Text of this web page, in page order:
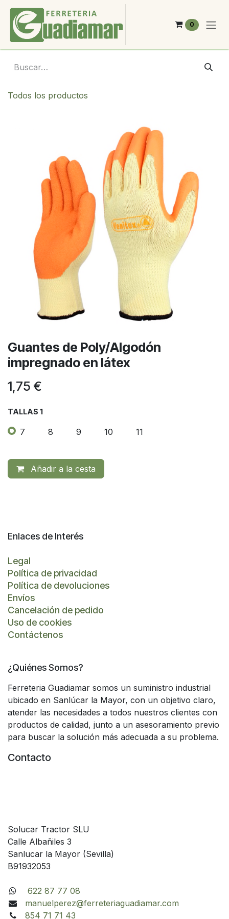
Ir al contenido
0
Todos los productos
Guantes de Poly/Algodón
impregnado en látex
1,75 €
TALLAS 1
7 8 9 10 11
Añadir a la cesta
Enlaces de Interés
Legal
Política de privacidad
Política de devoluciones
Envíos
Cancelación de pedido
Uso de cookies
Contáctenos
¿Quiénes Somos?
Ferreteria Guadiamar somos un suministro industrial
ubicado en Sanlúcar la Mayor, con un objetivo claro,
atender las necesidades a todos nuestros clientes con
productos de calidad, junto a un asesoramiento previo
para buscar la solución más adecuada a su problema.
Contacto
Solucar Tractor SLU
Calle Albañiles 3
Sanlucar la Mayor (Sevilla)
B91932053
622 87 77 08
manuelperez@ferreteriaguadiamar.com
854 71 71 43